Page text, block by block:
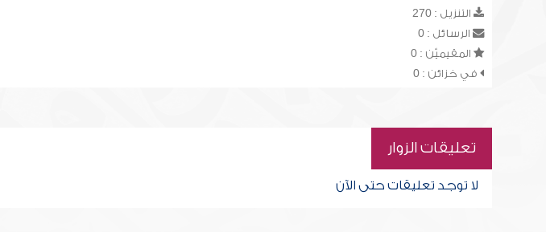
التنزيل : 270
الرسائل : 0
المقيميّن : 0
في خزائن : 0
تعليقات الزوار
لا توجد تعليقات حتى الآن